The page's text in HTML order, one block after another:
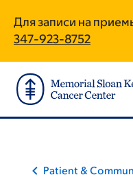
main
content
footer
Для записи на
347-923-8752
Patient &